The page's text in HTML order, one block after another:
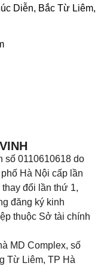
Diễn, Bắc Từ Liêm,
số 0110610618 do
Hà Nội cấp lần
đổi lần thứ 1,
đăng ký kinh
thuộc Sở tài chính
MD Complex, số
Từ Liêm, TP Hà